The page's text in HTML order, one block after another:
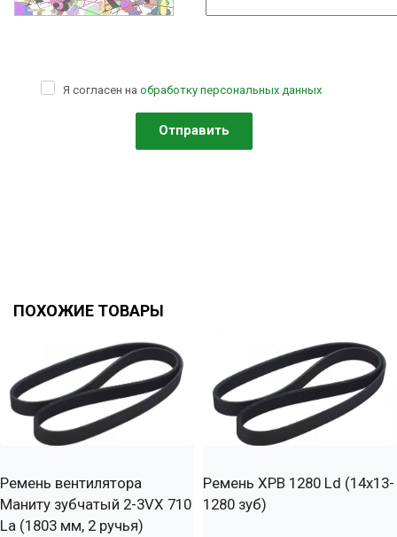
Я согласен на обработку персональных данных
ПОХОЖИЕ ТОВАРЫ
Ремень вентилятора
Маниту зубчатый 2-3VX 710
La (1803 мм, 2 ручья)
Ремень XPB 1280 Ld (14х13-
1280 зуб)